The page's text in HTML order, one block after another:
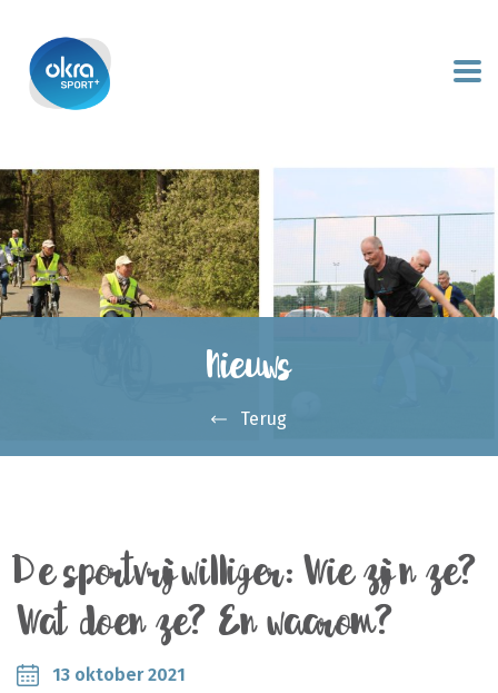
Nieuws
Terug
De sportvrijwilliger: Wie zijn ze?
Wat doen ze? En waarom?
13 oktober 2021